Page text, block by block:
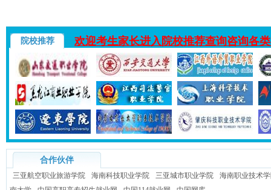
院校推荐 欢迎考生家长进入院校推荐查询咨询各
合作伙伴
三亚航空职业旅游学院 海南科技职业学院 三亚城市职业学院
海南职业技术